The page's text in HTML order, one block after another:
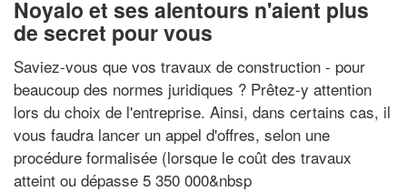
Noyalo et ses alentours n'aient plus
de secret pour vous
Saviez-vous que vos travaux de construction - pour
beaucoup des normes juridiques ? Prêtez-y attention
lors du choix de l'entreprise. Ainsi, dans certains cas, il
vous faudra lancer un appel d'offres, selon une
procédure formalisée (lorsque le coût des travaux
atteint ou dépasse 5 350 000&nbsp